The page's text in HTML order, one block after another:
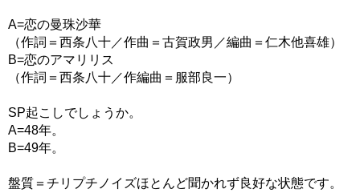
A=恋の曼珠沙華
（作詞＝西条八十／作曲＝古賀政男／編曲＝仁木他喜雄）
B=恋のアマリリス
（作詞＝西条八十／作編曲＝服部良一）
SP起こしでしょうか。
A=48年。
B=49年。
盤質＝チリプチノイズほとんど聞かれず良好な状態です。